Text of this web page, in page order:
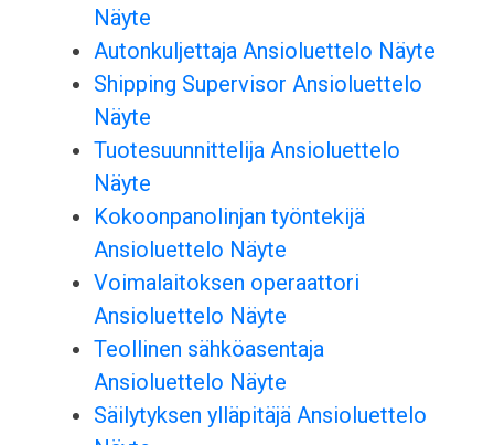
Näyte
Autonkuljettaja Ansioluettelo Näyte
Shipping Supervisor Ansioluettelo
Näyte
Tuotesuunnittelija Ansioluettelo
Näyte
Kokoonpanolinjan työntekijä
Ansioluettelo Näyte
Voimalaitoksen operaattori
Ansioluettelo Näyte
Teollinen sähköasentaja
Ansioluettelo Näyte
Säilytyksen ylläpitäjä Ansioluettelo